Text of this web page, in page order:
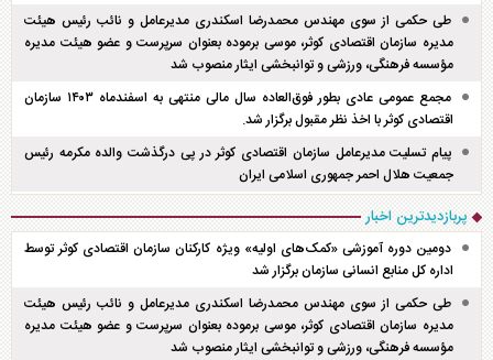
طی حکمی از سوی مهندس محمدرضا اسکندری مدیرعامل و نائب رئیس هیئت
مدیره سازمان اقتصادی کوثر، موسی برموده بعنوان سرپرست و عضو هیئت مدیره
مؤسسه فرهنگی، ورزشی و توانبخشی ایثار منصوب شد
مجمع عمومی عادی بطور فوق‌العاده سال مالی منتهی به اسفند‌ماه ۱۴۰۳ سازمان
اقتصادی کوثر با اخذ نظر مقبول برگزار شد.
پیام تسلیت مدیرعامل سازمان اقتصادی کوثر در پی درگذشت والده مکرمه رئیس
جمعیت هلال احمر جمهوری اسلامی ایران
پربازدیدترین اخبار
دومین دوره آموزشی «کمک‌های اولیه» ویژه کارکنان سازمان اقتصادی کوثر توسط
اداره کل منابع انسانی سازمان برگزار شد
طی حکمی از سوی مهندس محمدرضا اسکندری مدیرعامل و نائب رئیس هیئت
مدیره سازمان اقتصادی کوثر، موسی برموده بعنوان سرپرست و عضو هیئت مدیره
مؤسسه فرهنگی، ورزشی و توانبخشی ایثار منصوب شد